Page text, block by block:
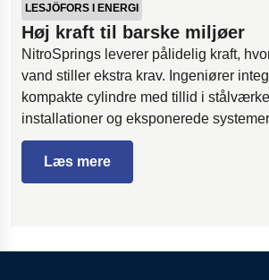
LESJÖFORS I ENERGI
Høj kraft til barske miljøer
NitroSprings leverer pålidelig kraft,
vand stiller ekstra krav. Ingeniører
kompakte cylindre med tillid i
installationer og eksponerede
Læs mere